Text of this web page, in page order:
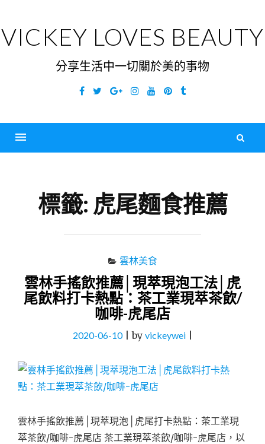
content
VICKEY LOVES BEAUTY
分享生活中一切關於美的事物
Facebook
TwitterGoogleInstagramYouTubePinterest
Tumblr
標籤: 虎尾麵食推薦
雲林美食
雲林手搖飲推薦│現萃現泡工法│虎
尾飲料打卡熱點：茶工業現萃茶飲/
咖啡-虎尾店
2020-06-10|by vickeywei|
雲林手搖飲推薦│現萃現泡│虎尾打卡熱點：茶工業現
萃茶飲/咖啡-虎尾店 茶工業現萃茶飲/咖啡-虎尾店，以